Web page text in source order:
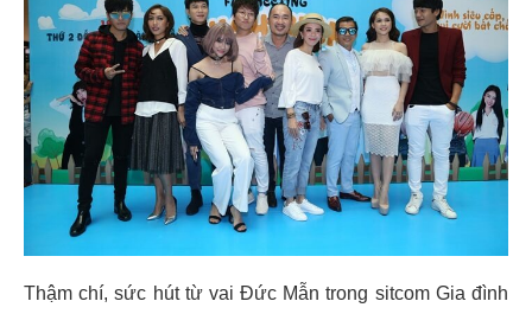
Thậm chí, sức hút từ vai Đức Mẫn trong sitcom Gia đình